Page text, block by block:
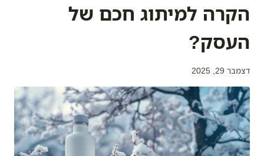
הקרה למיתוג חכם של
העסק?
דצמבר 29, 2025